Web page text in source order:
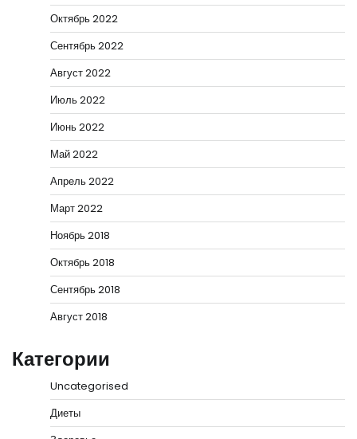
Октябрь 2022
Сентябрь 2022
Август 2022
Июль 2022
Июнь 2022
Май 2022
Апрель 2022
Март 2022
Ноябрь 2018
Октябрь 2018
Сентябрь 2018
Август 2018
Категории
Uncategorised
Диеты